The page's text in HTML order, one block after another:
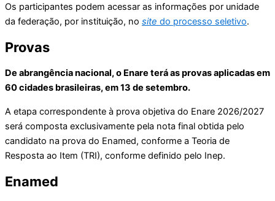
Os participantes podem acessar as informações por unidade
da federação, por instituição, no site do processo seletivo.
Provas
De abrangência nacional, o Enare terá as provas aplicadas em
60 cidades brasileiras, em 13 de setembro.
A etapa correspondente à prova objetiva do Enare 2026/2027
será composta exclusivamente pela nota final obtida pelo
candidato na prova do Enamed, conforme a Teoria de
Resposta ao Item (TRI), conforme definido pelo Inep.
Enamed